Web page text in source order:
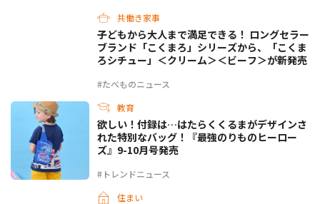
共働き家事
#たべものニュース
子どもから大人まで満足できる！ ロングセラー
ブランド「こくまろ」シリーズから、「こくま
ろシチュー」＜クリーム＞＜ビーフ＞が新発売
教育
#トレンドニュース
欲しい！付録は…はたらくくるまがデザインさ
れた特別なバッグ！『最強のりものヒーロー
ズ』9-10月号発売
住まい